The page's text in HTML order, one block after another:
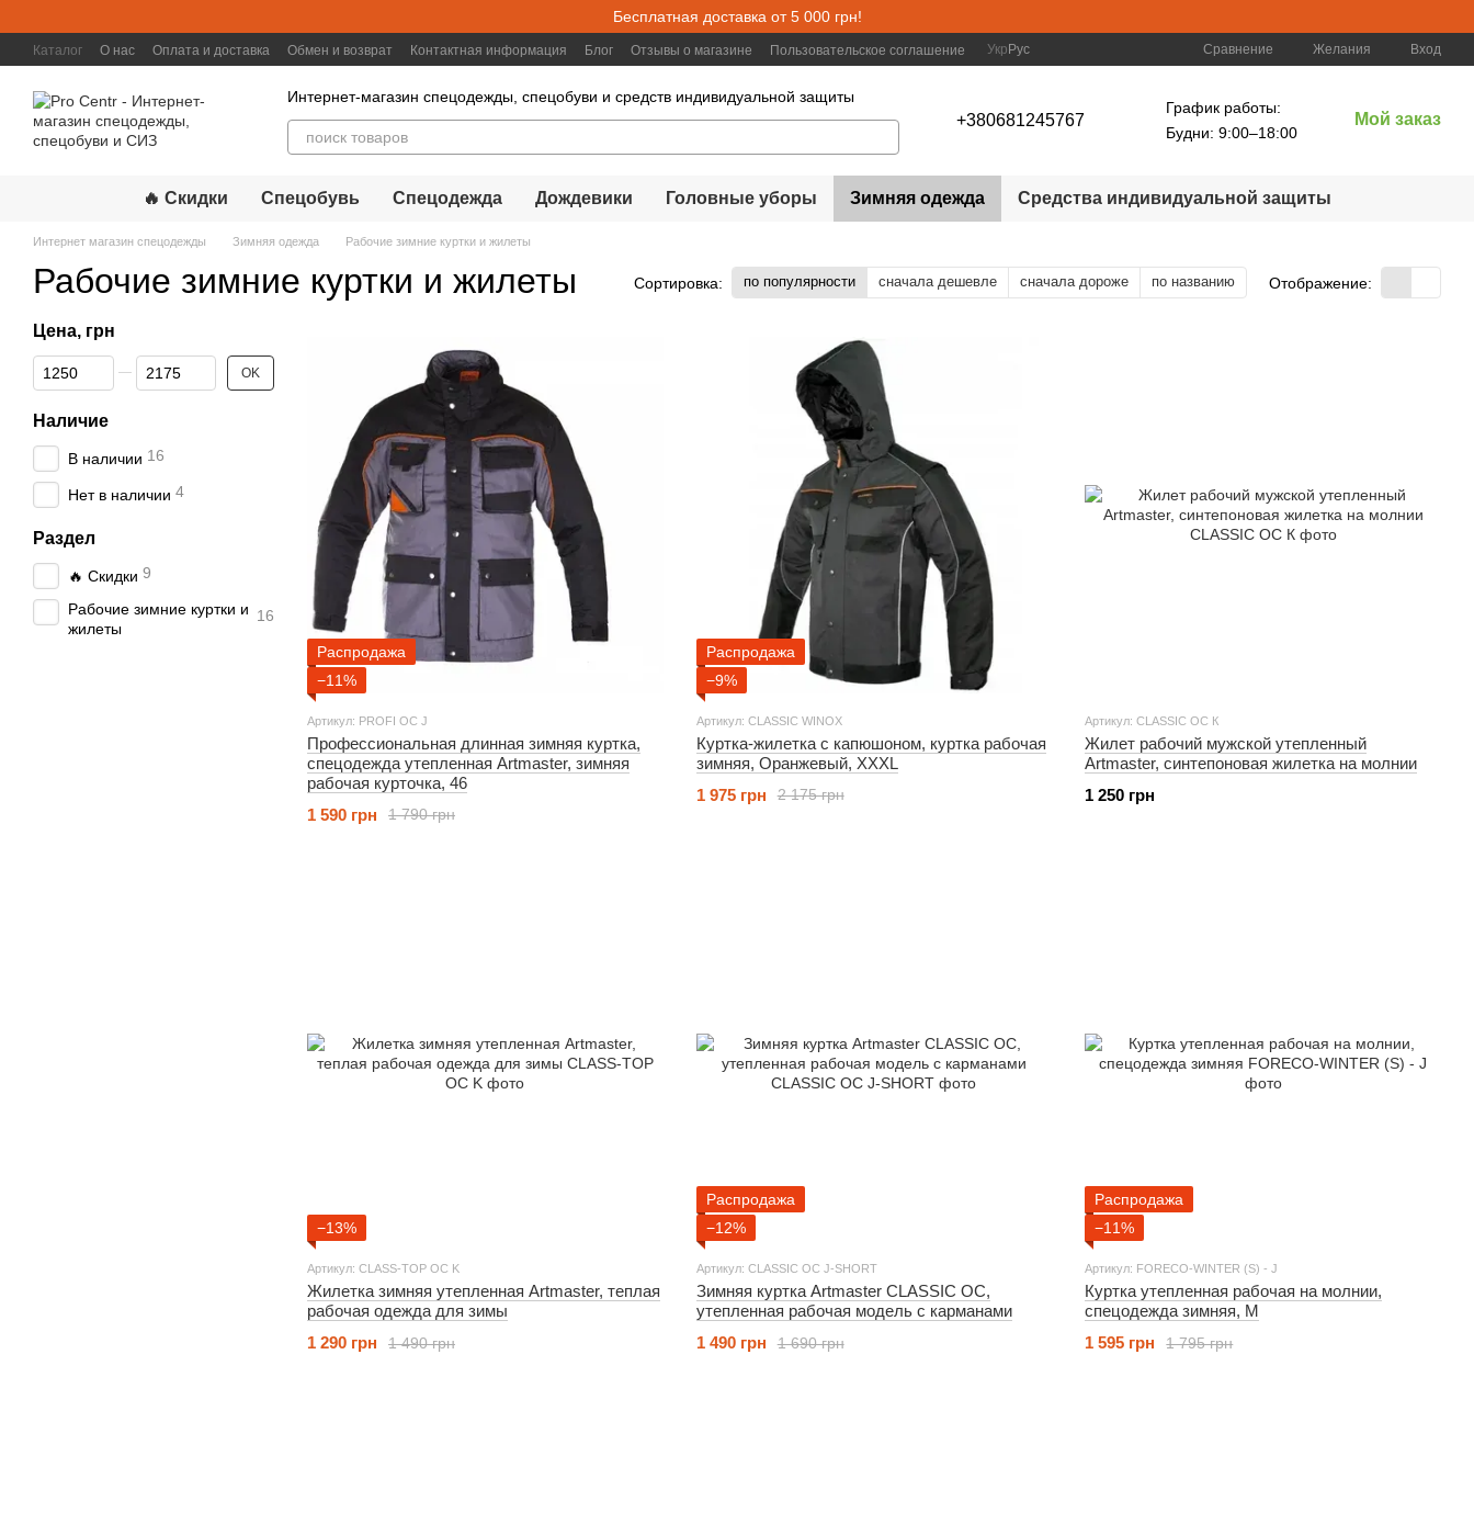
Бесплатная доставка от 5 000 грн!
Каталог О нас Оплата и доставка Обмен и возврат Контактная информация Блог Отзывы о магазине Пользовательское соглашение Укр Рус Сравнение Желания Вход
Интернет-магазин спецодежды, спецобуви и средств индивидуальной защиты
+380681245767
График работы:
Будни: 9:00–18:00
Мой заказ
🔥 Скидки Спецобувь Спецодежда Дождевики Головные уборы Зимняя одежда Средства индивидуальной защиты
Интернет магазин спецодежды Зимняя одежда Рабочие зимние куртки и жилеты
Рабочие зимние куртки и жилеты Сортировка: по популярности сначала дешевле сначала дороже по названию Отображение:
Распродажа
−11%
Артикул: PROFI OC J
Профессиональная длинная зимняя куртка,
спецодежда утепленная Artmaster, зимняя
рабочая курточка, 46
1 790 грн
1 590 грн
Распродажа
−9%
Артикул: CLASSIC WINOX
Куртка-жилетка с капюшоном, куртка рабочая
зимняя, Оранжевый, XXXL
2 175 грн
1 975 грн
Артикул: CLASSIC ОС К
Жилет рабочий мужской утепленный
Artmaster, синтепоновая жилетка на молнии
1 250 грн
−13%
Артикул: CLASS-TOP OC K
Жилетка зимняя утепленная Artmaster, теплая
рабочая одежда для зимы
1 490 грн
1 290 грн
Распродажа
−12%
Артикул: CLASSIC OC J-SHORT
Зимняя куртка Artmaster CLASSIC OC,
утепленная рабочая модель с карманами
1 690 грн
1 490 грн
Распродажа
−11%
Артикул: FORECO-WINTER (S) - J
Куртка утепленная рабочая на молнии,
спецодежда зимняя, M
1 795 грн
1 595 грн
Цена, грн
От Цена, грн
До Цена, грн OK
Наличие
В наличии 16
Нет в наличии 4
Раздел
🔥 Скидки 9
Рабочие зимние куртки и
жилеты
16